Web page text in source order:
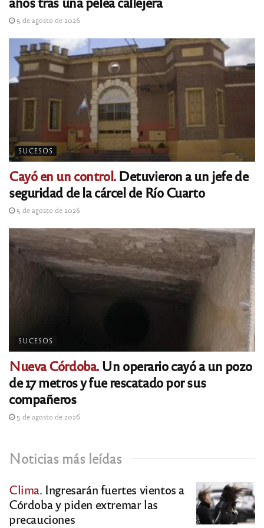
5 de agosto de 2026
SUCESOS
Cayó en un control.Detuvieron a un jefe de
seguridad de la cárcel de Río Cuarto
5 de agosto de 2026
SUCESOS
Nueva Córdoba.Un operario cayó a un pozo
de 17 metros y fue rescatado por sus
compañeros
5 de agosto de 2026
Noticias más leídas
Clima. Ingresarán fuertes vientos a
Córdoba y piden extremar las
precauciones